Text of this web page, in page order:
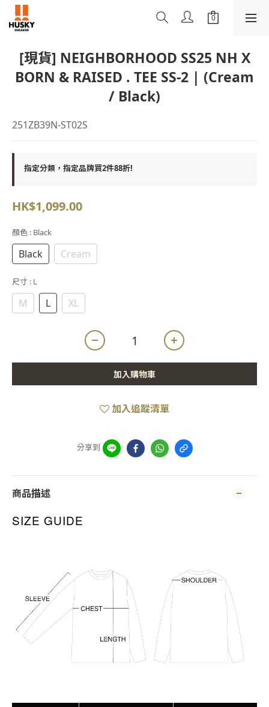
[現貨] NEIGHBORHOOD SS25 NH X
BORN & RAISED . TEE SS-2 | (Cream
/ Black)
251ZB39N-ST02S
指定分類，指定品牌買2件88折!
HK$1,099.00
顏色 : Black
Black Cream
尺寸 : L
M L XL
加入購物車
加入追蹤清單
分享到
商品描述
SIZE GUIDE